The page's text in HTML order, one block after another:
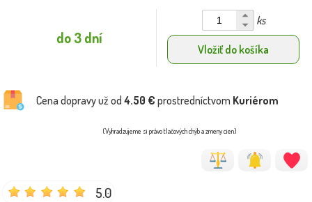
do 3 dní
ks
Vložiť do košíka
Cena dopravy už od 4.50 € prostredníctvom Kuriérom
(Vyhradzujeme si právo tlačových chýb a zmeny cien)
5.0